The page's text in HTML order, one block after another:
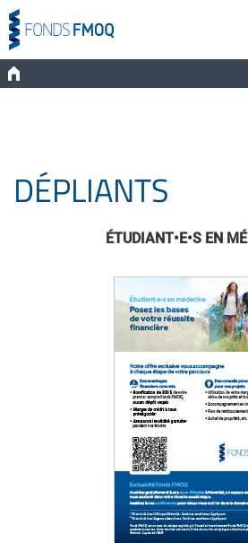
DÉPLIANTS
ÉTUDIANT•E•S EN